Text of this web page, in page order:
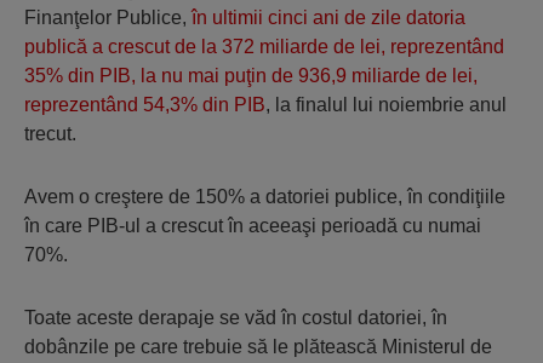
Finanţelor Publice, în ultimii cinci ani de zile datoria
publică a crescut de la 372 miliarde de lei, reprezentând
35% din PIB, la nu mai puţin de 936,9 miliarde de lei,
reprezentând 54,3% din PIB, la finalul lui noiembrie anul
trecut.
Avem o creştere de 150% a datoriei publice, în condiţiile
în care PIB-ul a crescut în aceeaşi perioadă cu numai
70%.
Toate aceste derapaje se văd în costul datoriei, în
dobânzile pe care trebuie să le plătească Ministerul de